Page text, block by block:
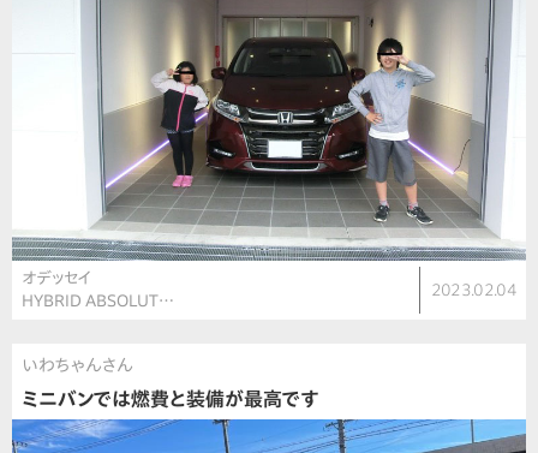
オデッセイ
HYBRID ABSOLUT…
2023.02.04
いわちゃんさん
ミニバンでは燃費と装備が最高です